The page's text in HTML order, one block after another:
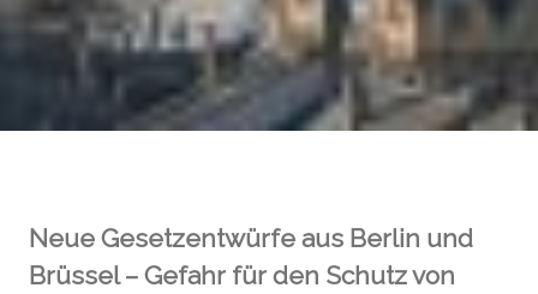
Neue Gesetzentwürfe aus Berlin und
Brüssel – Gefahr für den Schutz von